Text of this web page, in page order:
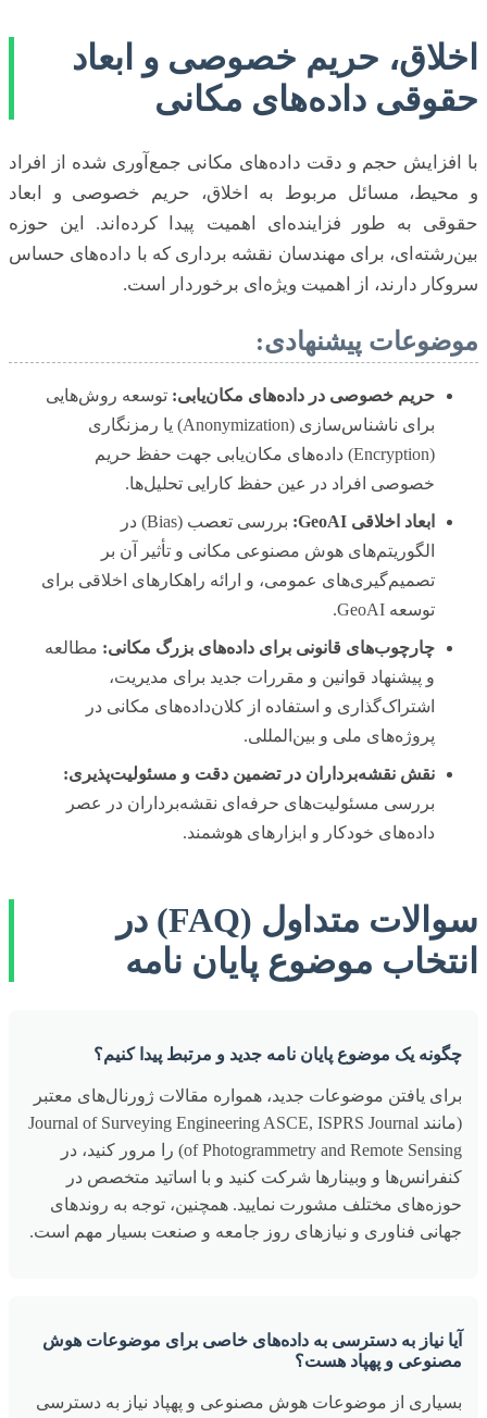
اخلاق، حریم خصوصی و ابعاد
حقوقی داده‌های مکانی
با افزایش حجم و دقت داده‌های مکانی جمع‌آوری شده از افراد
و محیط، مسائل مربوط به اخلاق، حریم خصوصی و ابعاد
حقوقی به طور فزاینده‌ای اهمیت پیدا کرده‌اند. این حوزه
بین‌رشته‌ای، برای مهندسان نقشه برداری که با داده‌های حساس
سروکار دارند، از اهمیت ویژه‌ای برخوردار است.
موضوعات پیشنهادی:
حریم خصوصی در داده‌های مکان‌یابی: توسعه روش‌هایی
برای ناشناس‌سازی (Anonymization) یا رمزنگاری
(Encryption) داده‌های مکان‌یابی جهت حفظ حریم
خصوصی افراد در عین حفظ کارایی تحلیل‌ها.
ابعاد اخلاقی GeoAI:
بررسی تعصب (Bias) در
الگوریتم‌های هوش مصنوعی مکانی و تأثیر آن بر
تصمیم‌گیری‌های عمومی، و ارائه راهکارهای اخلاقی برای
توسعه GeoAI.
چارچوب‌های قانونی برای داده‌های بزرگ مکانی: مطالعه
و پیشنهاد قوانین و مقررات جدید برای مدیریت،
اشتراک‌گذاری و استفاده از کلان‌داده‌های مکانی در
پروژه‌های ملی و بین‌المللی.
نقش نقشه‌برداران در تضمین دقت و مسئولیت‌پذیری:
بررسی مسئولیت‌های حرفه‌ای نقشه‌برداران در عصر
داده‌های خودکار و ابزارهای هوشمند.
سوالات متداول (FAQ) در
انتخاب موضوع پایان نامه
چگونه یک موضوع پایان نامه جدید و مرتبط پیدا کنیم؟
برای یافتن موضوعات جدید، همواره مقالات ژورنال‌های معتبر
(مانند Journal of Surveying Engineering ASCE, ISPRS Journal
of Photogrammetry and Remote Sensing) را مرور کنید، در
کنفرانس‌ها و وبینارها شرکت کنید و با اساتید متخصص در
حوزه‌های مختلف مشورت نمایید. همچنین، توجه به روندهای
جهانی فناوری و نیازهای روز جامعه و صنعت بسیار مهم است.
آیا نیاز به دسترسی به داده‌های خاصی برای موضوعات هوش
مصنوعی و پهپاد هست؟
بسیاری از موضوعات هوش مصنوعی و پهپاد نیاز به دسترسی